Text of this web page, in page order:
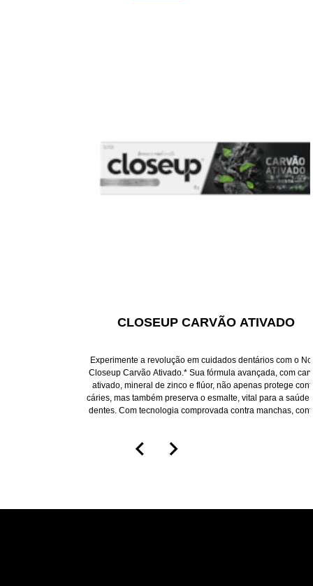
CLOSEUP CARVÃO ATIVADO
Experimente a revolução em cuidados dentários com o
Closeup Carvão Ativado.* Sua fórmula avançada, com
ativado, mineral de zinco e flúor, não apenas protege
cáries, mas também preserva o esmalte, vital para a saúde
dentes. Com tecnologia comprovada contra manchas,
extrínsecas depositadas sobre os dentes, para mantê-